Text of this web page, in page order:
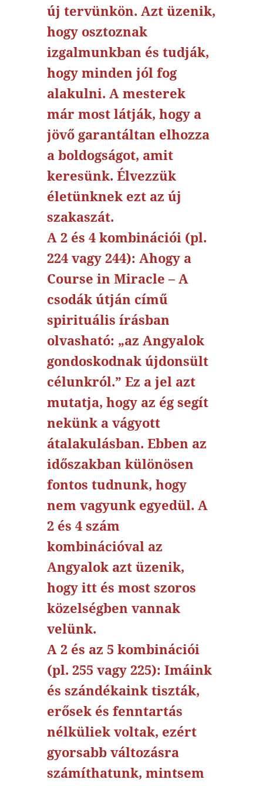
új tervünkön. Azt üzenik,
hogy osztoznak
izgalmunkban és tudják,
hogy minden jól fog
alakulni. A mesterek
már most látják, hogy a
jövő garantáltan elhozza
a boldogságot, amit
keresünk. Élvezzük
életünknek ezt az új
szakaszát.
A 2 és 4 kombinációi (pl.
224 vagy 244): Ahogy a
Course in Miracle – A
csodák útján című
spirituális írásban
olvasható: „az Angyalok
gondoskodnak újdonsült
célunkról.” Ez a jel azt
mutatja, hogy az ég segít
nekünk a vágyott
átalakulásban. Ebben az
időszakban különösen
fontos tudnunk, hogy
nem vagyunk egyedül. A
2 és 4 szám
kombinációval az
Angyalok azt üzenik,
hogy itt és most szoros
közelségben vannak
velünk.
A 2 és az 5 kombinációi
(pl. 255 vagy 225): Imáink
és szándékaink tiszták,
erősek és fenntartás
nélküliek voltak, ezért
gyorsabb változásra
számíthatunk, mintsem